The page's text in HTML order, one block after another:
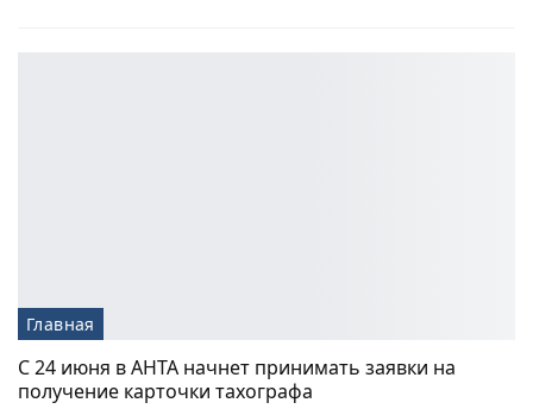
Главная
С 24 июня в АНТА начнет принимать заявки на
получение карточки тахографа